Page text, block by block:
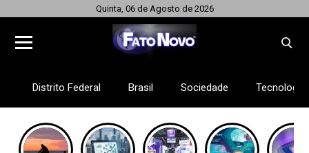
Quinta, 06 de Agosto de 2026
Distrito Federal Brasil Sociedade Tecnologia